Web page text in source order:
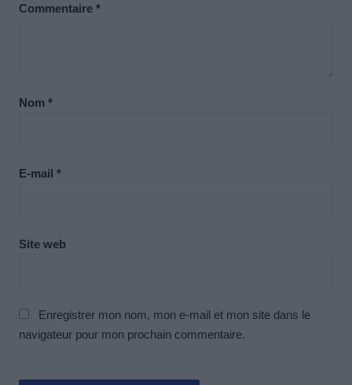
Commentaire *
Nom *
E-mail *
Site web
Enregistrer mon nom, mon e-mail et mon site dans le
navigateur pour mon prochain commentaire.